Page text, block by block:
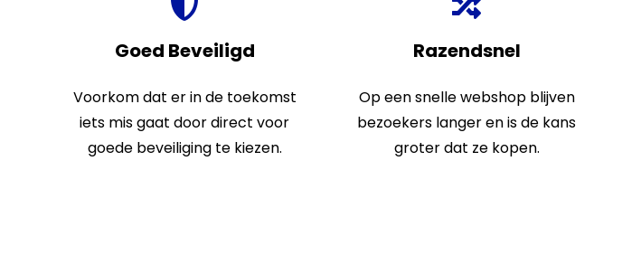
Goed Beveiligd
Voorkom dat er in de toekomst
iets mis gaat door direct voor
goede beveiliging te kiezen.
Razendsnel
Op een snellewebshopblijven
bezoekers langer en is de kans
groter dat ze kopen.